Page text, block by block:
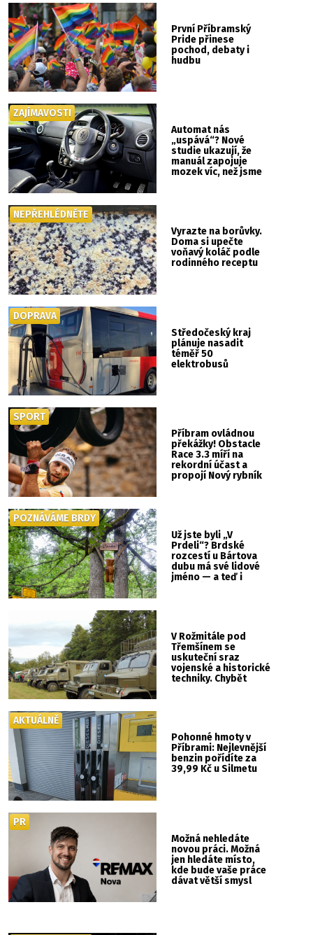
První Příbramský
Pride přinese
pochod, debaty i
hudbu
Automat nás
„uspává“? Nové
studie ukazují, že
manuál zapojuje
mozek víc, než jsme
ZAJÍMAVOSTI
Vyrazte na borůvky.
Doma si upečte
voňavý koláč podle
rodinného receptu
NEPŘEHLÉDNĚTE
Středočeský kraj
plánuje nasadit
téměř 50
elektrobusů
DOPRAVA
Příbram ovládnou
překážky! Obstacle
Race 3.3 míří na
rekordní účast a
propojí Nový rybník
SPORT
Už jste byli „V
Prdeli“? Brdské
rozcestí u Bártova
dubu má své lidové
jméno — a teď i
POZNÁVÁME BRDY
V Rožmitále pod
Třemšínem se
uskuteční sraz
vojenské a historické
techniky. Chybět
Pohonné hmoty v
Příbrami: Nejlevnější
benzin pořídíte za
39,99 Kč u Silmetu
AKTUÁLNĚ
Možná nehledáte
novou práci. Možná
jen hledáte místo,
kde bude vaše práce
dávat větší smysl
PR